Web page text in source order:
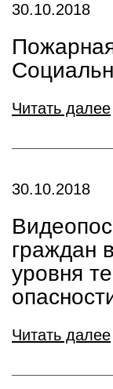
30.10.2018
Читать далее
30.10.2018
граждан
уровня
Читать далее